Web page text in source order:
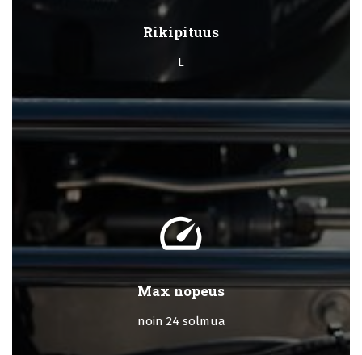
Rikipituus
L
speed
Max nopeus
noin 24 solmua